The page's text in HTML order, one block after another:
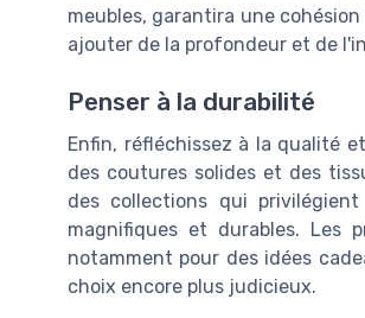
meubles, garantira une
ajouter de la profondeur et de
Penser à la durabilité
Enfin, réfléchissez à la qualité
des coutures solides et des
des collections qui
magnifiques et durables. Les
notamment pour des idées
choix encore plus judicieux.